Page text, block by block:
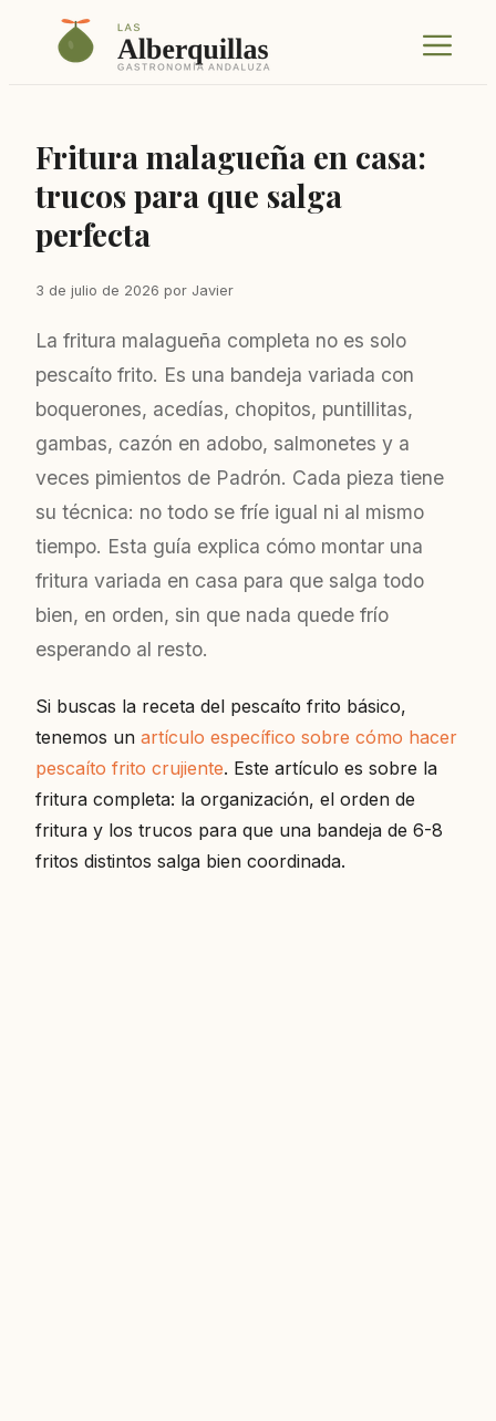
Menú
Fritura malagueña en casa:
trucos para que salga
perfecta
3 de julio de 2026 por Javier
La fritura malagueña completa no es solo
pescaíto frito. Es una bandeja variada con
boquerones, acedías, chopitos, puntillitas,
gambas, cazón en adobo, salmonetes y a
veces pimientos de Padrón. Cada pieza tiene
su técnica: no todo se fríe igual ni al mismo
tiempo. Esta guía explica cómo montar una
fritura variada en casa para que salga todo
bien, en orden, sin que nada quede frío
esperando al resto.
Si buscas la receta del pescaíto frito básico,
tenemos un artículo específico sobre cómo hacer
pescaíto frito crujiente. Este artículo es sobre la
fritura completa: la organización, el orden de
fritura y los trucos para que una bandeja de 6-8
fritos distintos salga bien coordinada.